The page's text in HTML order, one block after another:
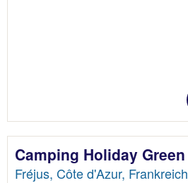
Camping Holiday Green
Fréjus, Côte d'Azur, Frankreich